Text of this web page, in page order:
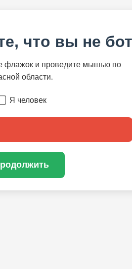
что вы не бот
флажок и проведите мышью по
области.
Я человек